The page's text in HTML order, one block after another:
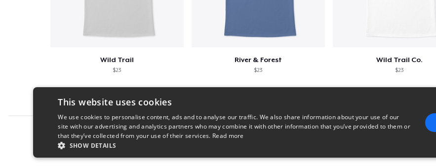
Wild Trail
$23
River & Forest
$23
Wild Trail Co.
$23
Report this product
This website uses cookies
We use cookies to personalise content, ads and to analyse our traffic. We also share information about your use of our
site with our advertising and analytics partners who may combine it with other information that you’ve provided to them or
that they’ve collected from your use of their services. Read more
SHOW DETAILS